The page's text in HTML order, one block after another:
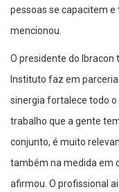
pessoas se capacitem e
mencionou.
O presidente do
Instituto faz em
sinergia fortalece todo o
trabalho que a gente
conjunto, é muito
também na medida em
afirmou. O profissional